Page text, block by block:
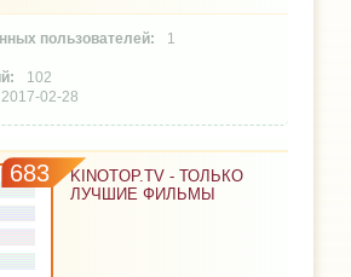
1
102
2017-02-28
683
KINOTOP.TV - ТОЛЬКО
ЛУЧШИЕ ФИЛЬМЫ